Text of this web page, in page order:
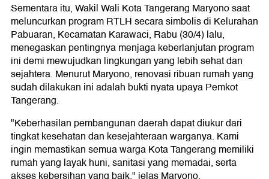
Sementara itu, Wakil Wali Kota Tangerang Maryono saat
meluncurkan program RTLH secara simbolis di Kelurahan
Pabuaran, Kecamatan Karawaci, Rabu (30/4) lalu,
menegaskan pentingnya menjaga keberlanjutan program
ini demi mewujudkan lingkungan yang lebih sehat dan
sejahtera. Menurut Maryono, renovasi ribuan rumah yang
sudah dilakukan ini adalah bukti nyata upaya Pemkot
Tangerang.
"Keberhasilan pembangunan daerah dapat diukur dari
tingkat kesehatan dan kesejahteraan warganya. Kami
ingin memastikan semua warga Kota Tangerang memiliki
rumah yang layak huni, sanitasi yang memadai, serta